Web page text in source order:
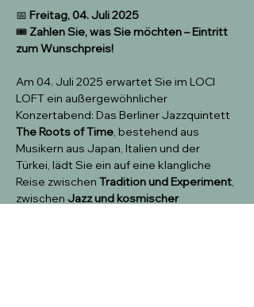
📅 Freitag, 04. Juli 2025
🎟️ Zahlen Sie, was Sie möchten – Eintritt
zum Wunschpreis!
Am 04. Juli 2025 erwartet Sie im LOCI
LOFT ein außergewöhnlicher
Konzertabend: Das Berliner Jazzquintett
The Roots of Time, bestehend aus
Musikern aus Japan, Italien und der
Türkei, lädt Sie ein auf eine klangliche
Reise zwischen Tradition und Experiment,
zwischen Jazz und kosmischer